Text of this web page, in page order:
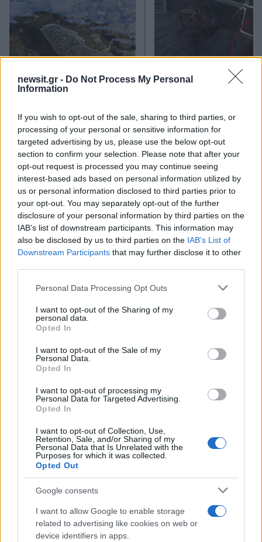
newsit.gr - Do Not Process My Personal
Information
If you wish to opt-out of the sale, sharing to third parties, or
processing of your personal or sensitive information for
targeted advertising by us, please use the below opt-out
section to confirm your selection. Please note that after your
opt-out request is processed you may continue seeing
interest-based ads based on personal information utilized by
us or personal information disclosed to third parties prior to
your opt-out. You may separately opt-out of the further
disclosure of your personal information by third parties on the
IAB’s list of downstream participants. This information may
also be disclosed by us to third parties on the IAB’s List of
Downstream Participants that may further disclose it to other
Please note that this website/app uses one or more Google
not limited to your visit or usage behaviour. You may click to
grant or deny consent to Google and its third-party tags to
use your data for below specified purposes in below Google
consent section.
Personal Data Processing Opt Outs
I want to opt-out of the Sharing of my
personal data.
Opted In
I want to opt-out of the Sale of my
Personal Data.
Opted In
I want to opt-out of processing my
Personal Data for Targeted Advertising.
Opted In
I want to opt-out of Collection, Use,
Retention, Sale, and/or Sharing of my
Personal Data that Is Unrelated with the
Purposes for which it was collected.
Opted Out
Google consents
I want to allow Google to enable storage
related to advertising like cookies on web or
device identifiers in apps.
Σχόλια
Σχολίασε εδώ
50 /50
Υποβολή σχολίου
Όροι Χρήσης. Το site προστατεύεται από reCAPTCHA, ισχύουν
Πολιτική Απορρήτου&Όροι Χρήσηςτης Google.
Κόσμος
AFD
Share:
Ακολουθήστε το Νewsit.gr στοGoogle Newsκαι
ενημερωθείτε πρώτοι για όλη την ειδησεογραφία και τα
του ιού του Δυτικού Νείλου
με κρούσματα στην Αττική
- «Καμπανάκι» από τον
Ιατρικό Σύλλογο Αθηνών
για την προστασία της
δημόσιας υγείας
Κρήτη: Τουρίστας
πόσο να πληρώσει
ασελγήσει σε
κορίτσι - Το παιδί
αμέριμνο σε αυλή
επιχείρησης